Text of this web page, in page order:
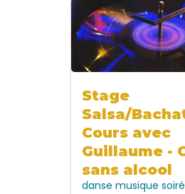
Stage
Salsa/
Cours avec
Guillaume -
sans alcool
danse musique